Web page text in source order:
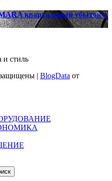
квартальный убыток в
и стиль
| BlogData от